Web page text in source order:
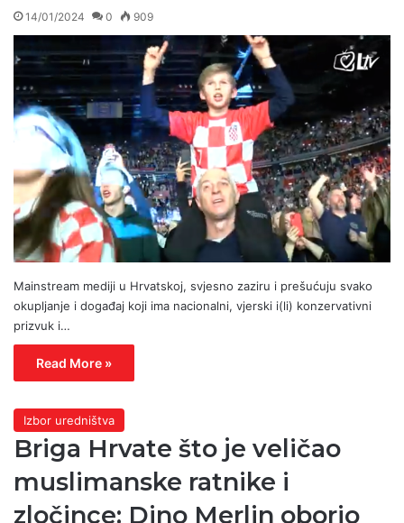
14/01/2024 0 909
Mainstream mediji u Hrvatskoj, svjesno zaziru i prešućuju svako
okupljanje i događaj koji ima nacionalni, vjerski i(li) konzervativni
prizvuk i…
Read More »
Izbor uredništva
Briga Hrvate što je veličao
muslimanske ratnike i
zločince: Dino Merlin oborio